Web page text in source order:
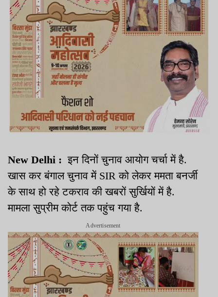
New Delhi : इन दिनों चुनाव आयोग चर्चा में है.
खास कर बंगाल चुनाव में SIR को लेकर ममता बनर्जी
के साथ हो रहे टकराव की खबरों सुर्खियों में है.
मामला सुप्रीम कोर्ट तक पहुंच गया है.
Advertisement